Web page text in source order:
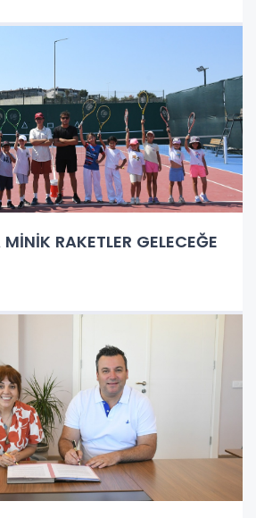
RAKETLER GELECEĞE